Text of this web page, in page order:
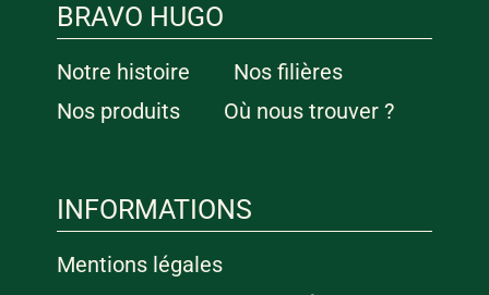
BRAVO HUGO
Notre histoire
Nos filières
Nos produits
Où nous trouver ?
INFORMATIONS
Mentions légales